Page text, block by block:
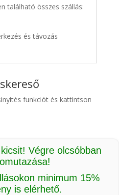
található összes szállás:
és távozás
funkciót és kattintson
Végre olcsóbban
minimum 15%
is elérhető.